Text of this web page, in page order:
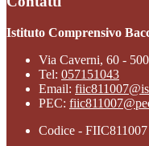
Istituto Comprensivo
Via Caverni, 60 -
Tel: 057151043
Email:
PEC:
Codice -